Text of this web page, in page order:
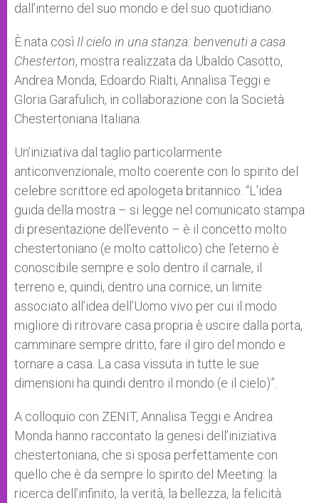
dall’interno del suo mondo e del suo quotidiano.
È nata così Il cielo in una stanza: benvenuti a casa
Chesterton, mostra realizzata da Ubaldo Casotto,
Andrea Monda, Edoardo Rialti, Annalisa Teggi e
Gloria Garafulich, in collaborazione con la Società
Chestertoniana Italiana.
Un’iniziativa dal taglio particolarmente
anticonvenzionale, molto coerente con lo spirito del
celebre scrittore ed apologeta britannico. “L’idea
guida della mostra – si legge nel comunicato stampa
di presentazione dell’evento – è il concetto molto
chestertoniano (e molto cattolico) che l’eterno è
conoscibile sempre e solo dentro il carnale, il
terreno e, quindi, dentro una cornice, un limite
associato all’idea dell’Uomo vivo per cui il modo
migliore di ritrovare casa propria è uscire dalla porta,
camminare sempre dritto, fare il giro del mondo e
tornare a casa. La casa vissuta in tutte le sue
dimensioni ha quindi dentro il mondo (e il cielo)”.
A colloquio con ZENIT, Annalisa Teggi e Andrea
Monda hanno raccontato la genesi dell’iniziativa
chestertoniana, che si sposa perfettamente con
quello che è da sempre lo spirito del Meeting: la
ricerca dell’infinito, la verità, la bellezza, la felicità.